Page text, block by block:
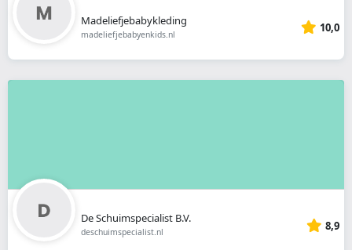
Madeliefjebabykleding
madeliefjebabyenkids.nl 10,0
De Schuimspecialist B.V.
deschuimspecialist.nl 8,9